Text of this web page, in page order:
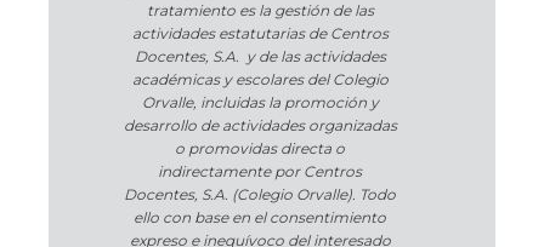
tratamiento es la gestión de las
actividades estatutarias de Centros
Docentes, S.A. y de las actividades
académicas y escolares del Colegio
Orvalle, incluidas la promoción y
desarrollo de actividades organizadas
o promovidas directa o
indirectamente por Centros
Docentes, S.A. (Colegio Orvalle). Todo
ello con base en el consentimiento
expreso e inequívoco del interesado